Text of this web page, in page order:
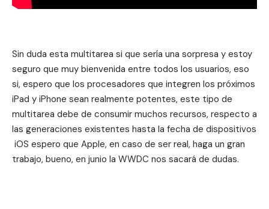
Sin duda esta multitarea si que sería una sorpresa y estoy
seguro que muy bienvenida entre todos los usuarios, eso
si, espero que los procesadores que integren los próximos
iPad y iPhone sean realmente potentes, este tipo de
multitarea debe de consumir muchos recursos, respecto a
las generaciones existentes hasta la fecha de dispositivos
iOS espero que Apple, en caso de ser real, haga un gran
trabajo, bueno, en junio la WWDC nos sacará de dudas.